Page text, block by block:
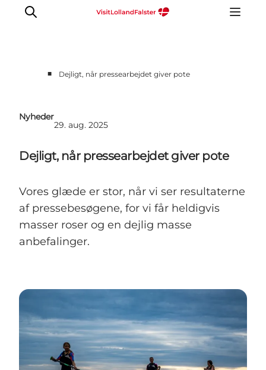
■ Dejligt, når pressearbejdet giver pote
Nyheder
29. aug. 2025
Dejligt, når pressearbejdet giver pote
Vores glæde er stor, når vi ser resultaterne
af pressebesøgene, for vi får heldigvis
masser roser og en dejlig masse
anbefalinger.